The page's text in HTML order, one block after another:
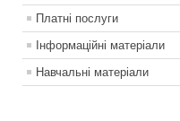
Платні послуги
Інформаційні матеріали
Навчальні матеріали